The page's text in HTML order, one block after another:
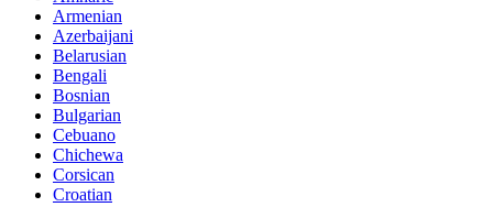
Armenian
Azerbaijani
Belarusian
Bengali
Bosnian
Bulgarian
Cebuano
Chichewa
Corsican
Croatian